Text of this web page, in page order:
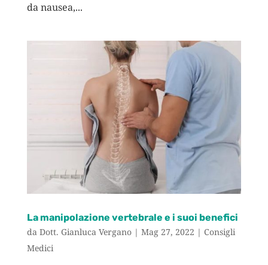
da nausea,...
La manipolazione vertebrale e i suoi benefici
da Dott. Gianluca Vergano| Mag 27, 2022 | Consigli
Medici